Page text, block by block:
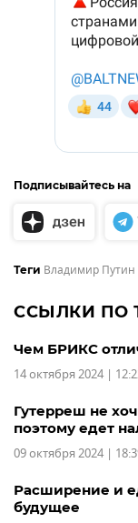
Подписывайтесь на
Теги Владимир Путин
ССЫЛКИ ПО
Чем БРИКС
14 октября 2024 |
Гутерреш не
поэтому едет
09 октября 2024 |
Расширение и
будущее